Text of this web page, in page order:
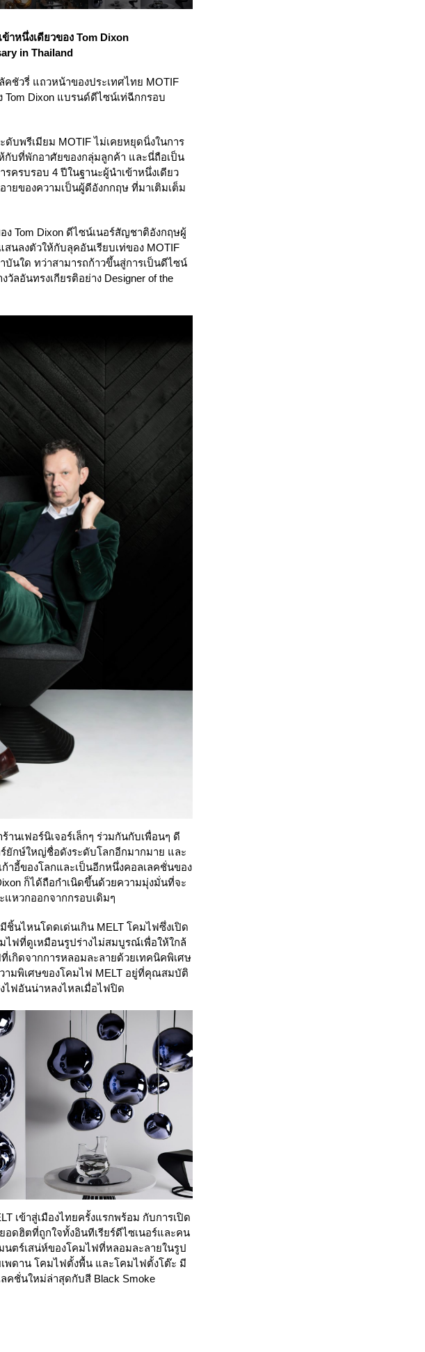
าหนึ่งเดียวของ Tom Dixon
in Thailand
คชัวรี่ แถวหน้าของประเทศไทย MOTIF
Tom Dixon แบรนด์ดีไซน์เท่ฉีกกรอบ
บพรีเมียม MOTIF ไม่เคยหยุดนิ่งในการ
บที่พักอาศัยของกลุ่มลูกค้า และนี่ถือเป็น
ครบรอบ 4 ปีในฐานะผู้นำเข้าหนึ่งเดียว
ายของความเป็นผู้ดีอังกกฤษ ที่มาเติมเต็ม
Dixon ดีไซน์เนอร์สัญชาติอังกฤษผู้
สนลงตัวให้กับลุคอันเรียบเท่ของ MOTIF
นใด ทว่าสามารถก้าวขึ้นสู่การเป็นดีไซน์
ลอันทรงเกียรติอย่าง Designer of the
นเฟอร์นิเจอร์เล็กๆ ร่วมกันกับเพื่อนๆ ดี
ยักษ์ใหญ่ชื่อดังระดับโลกอีกมากมาย และ
าอี้ของโลกและเป็นอีกหนึ่งคอลเลคชั่นของ
ก็ได้ถือกำเนิดขึ้นด้วยความมุ่งมั่นที่จะ
แหวกออกจากกรอบเดิมๆ
ไหนโดดเด่นเกิน MELT โคมไฟซึ่งเปิด
ไฟที่ดูเหมือนรูปร่างไม่สมบูรณ์เพื่อให้ใกล้
เกิดจากการหลอมละลายด้วยเทคนิคพิเศษ
ามพิเศษของโคมไฟ MELT อยู่ที่คุณสมบัติ
ไฟอันน่าหลงไหลเมื่อไฟปิด
ข้าสู่เมืองไทยครั้งแรกพร้อม กับการเปิด
อดฮิตที่ถูกใจทั้งอินทีเรียร์ดีไซเนอร์และคน
นตร์เสน่ห์ของโคมไฟที่หลอมละลายในรูป
พดาน โคมไฟตั้งพื้น และโคมไฟตั้งโต๊ะ มี
คชั่นใหม่ล่าสุดกับสี Black Smoke